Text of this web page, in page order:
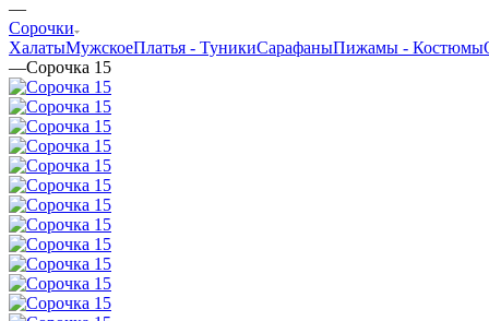
—
Сорочки
ХалатыМужскоеПлатья - ТуникиСарафаныПижамы - Костюмы
—Сорочка 15